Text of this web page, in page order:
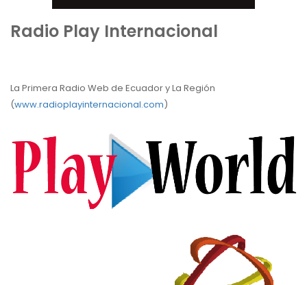
Radio Play Internacional
La Primera Radio Web de Ecuador y La Región
(www.radioplayinternacional.com)